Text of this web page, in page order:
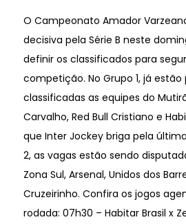
O Campeonato Amador
decisiva pela Série B neste
definir os classificados para
competição. No Grupo 1, já
classificadas as equipes do
Carvalho, Red Bull Cristiano e
que Inter Jockey briga pela
2, as vagas estão sendo
Zona Sul, Arsenal, Unidos dos
Cruzeirinho. Confira os jogos
rodada: 07h30 – Habitar Brasil x